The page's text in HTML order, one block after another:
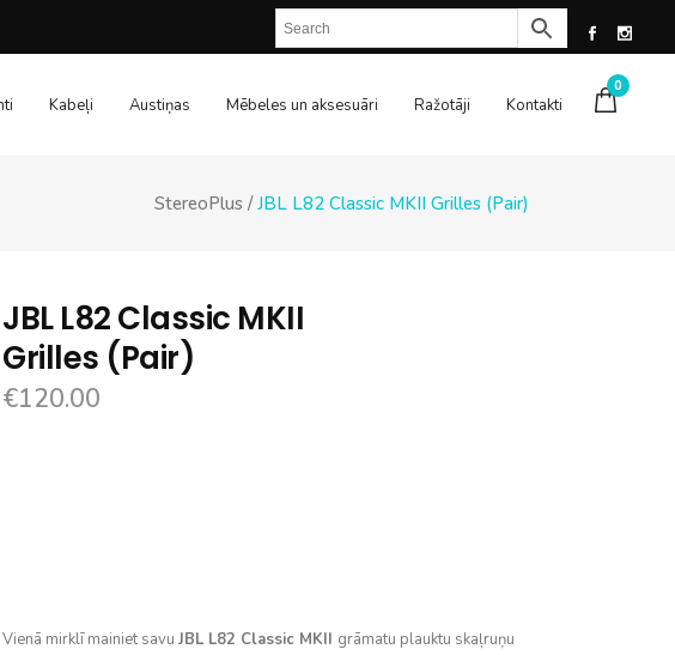
Kabeļi Austiņas Mēbeles un aksesuāri Ražotāji Kontakti
0
StereoPlus /JBL L82 Classic MKII Grilles (Pair)
JBL L82 Classic MKII
Grilles (Pair)
€120.00
Vienā mirklī mainiet savu JBL L82 Classic MKII grāmatu plauktu skaļruņu